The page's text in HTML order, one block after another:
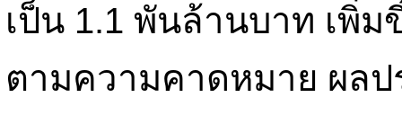
เป็น 1.1 พันล้านบาท เพิ่ม
ตามความคาดหมาย ผล